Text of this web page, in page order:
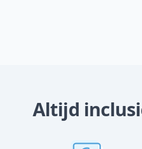
Altijd